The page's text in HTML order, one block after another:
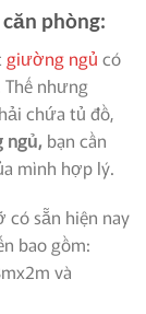
phòng:
giường ngủ có
nhưng
chứa tủ đồ,
ngủ, bạn cần
mình hợp lý.
có sẵn hiện nay
bao gồm:
và